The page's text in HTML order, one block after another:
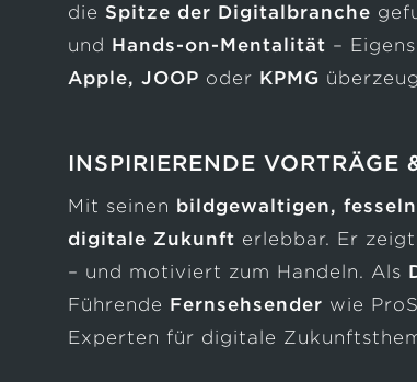
die Spitze der Digitalbranche
und Hands-on-Mentalität –
Apple, JOOP oder KPMG
INSPIRIERENDE VORTRÄGE
Mit seinen bildgewaltigen,
digitale Zukunft erlebbar. Er
– und motiviert zum Handeln. Als
Führende Fernsehsender wie
Experten für digitale